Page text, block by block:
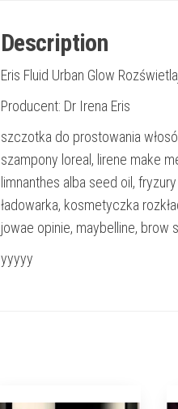
Description
Eris Fluid Urban Glow
Producent: Dr Irena Eris
szczotka do prostowania
szampony loreal, lirene make
limnanthes alba seed oil,
ładowarka, kosmetyczka
jowae opinie, maybelline, brow
yyyyy